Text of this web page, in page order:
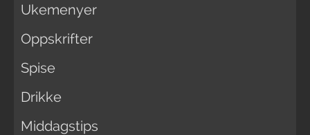
Ukemenyer
Oppskrifter
Spise
Drikke
Middagstips